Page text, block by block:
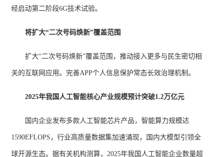
经启动第二阶段6G技术试验。
将扩大“二次号码焕新”覆盖范围
扩大“二次号码焕新”覆盖范围，推动接入更多与民生密切相
关的互联网应用。完善APP个人信息保护常态长效治理机制。
2025年我国人工智能核心产业规模预计突破1.2万亿元
国内企业发布多款人工智能芯片产品，智能算力规模达
1590EFLOPS，行业高质量数据集加速涌现，国内大模型引领全
球开源生态。据有关机构测算，2025年我国人工智能企业数量超